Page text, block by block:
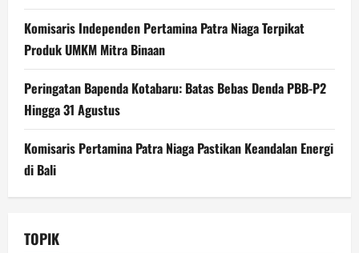
Komisaris Independen Pertamina Patra Niaga Terpikat
Produk UMKM Mitra Binaan
Peringatan Bapenda Kotabaru: Batas Bebas Denda PBB-P2
Hingga 31 Agustus
Komisaris Pertamina Patra Niaga Pastikan Keandalan Energi
di Bali
TOPIK